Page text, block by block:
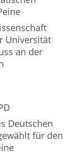
Universität
an der
Deutschen
für den